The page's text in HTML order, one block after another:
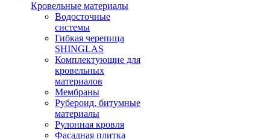
Кровельные материалы
Водосточные
системы
Гибкая черепица
SHINGLAS
Комплектующие для
кровельных
материалов
Мембраны
Рубероид, битумные
материалы
Рулонная кровля
Фасадная плитка